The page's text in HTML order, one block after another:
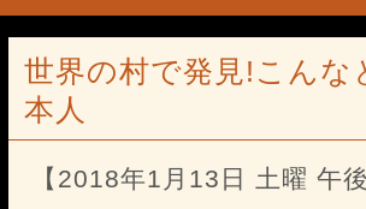
世界の村で発見!こんな
本人
【2018年1月13日 土曜 午